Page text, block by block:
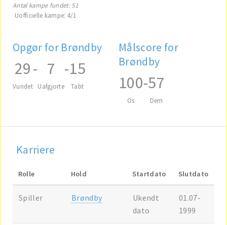
Antal kampe fundet: 51
Uofficielle kampe: 4/1
Opgør for Brøndby
29
Vundet
- 7
Uafgjorte
-15
Tabt
Målscore for
Brøndby
100
Os
-57
Dem
Karriere
Rolle Hold Startdato Slutdato
Spiller Brøndby
Ukendt
dato
01.07-
1999